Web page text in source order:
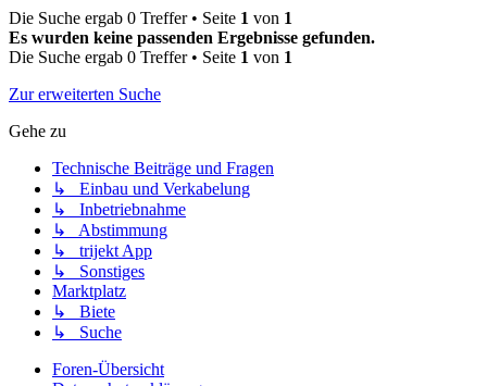
Die Suche ergab 0 Treffer • Seite 1 von 1
Es wurden keine passenden Ergebnisse gefunden.
Die Suche ergab 0 Treffer • Seite 1 von 1
Zur erweiterten Suche
Gehe zu
Technische Beiträge und Fragen
↳ Einbau und Verkabelung
↳ Inbetriebnahme
↳ Abstimmung
↳ trijekt App
↳ Sonstiges
Marktplatz
↳ Biete
↳ Suche
Foren-Übersicht